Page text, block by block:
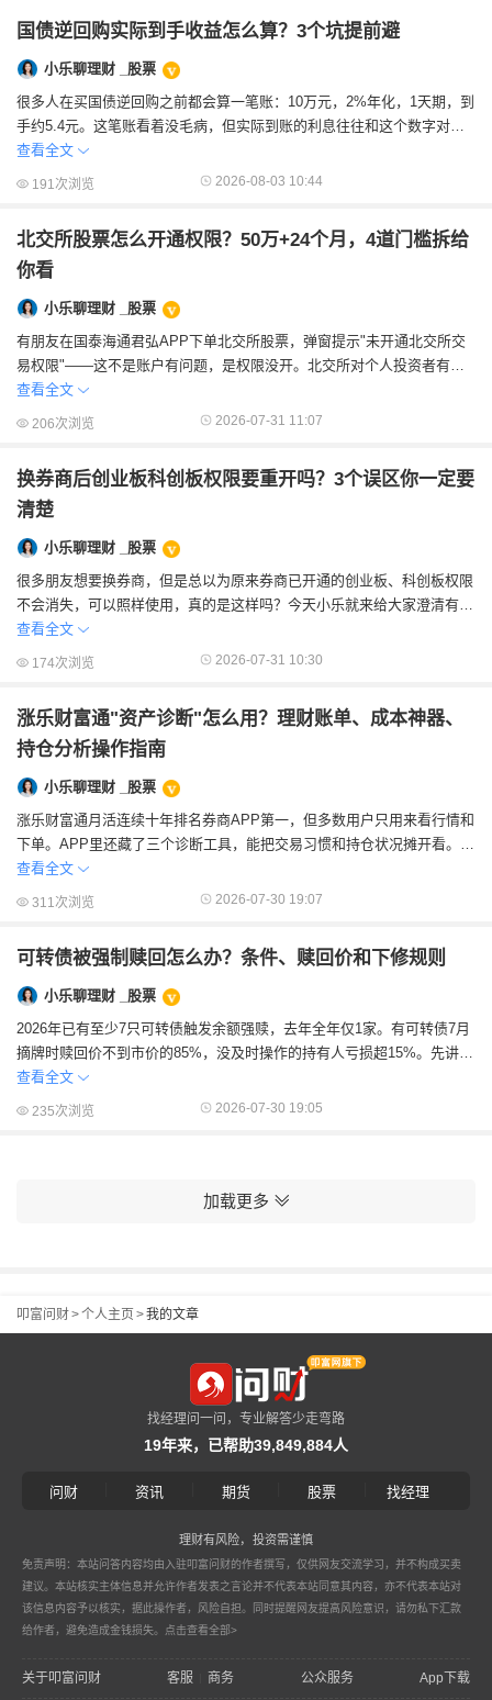
国债逆回购实际到手收益怎么算？3个坑提前避
小乐聊理财 _股票
很多人在买国债逆回购之前都会算一笔账：10万元，2%年化，1天期，到
手约5.4元。这笔账看着没毛病，但实际到账的利息往往和这个数字对不
上。差额从哪儿来？因为"...
查看全文
191次浏览 2026-08-03 10:44
北交所股票怎么开通权限？50万+24个月，4道门槛拆给
你看
小乐聊理财 _股票
有朋友在国泰海通君弘APP下单北交所股票，弹窗提示"未开通北交所交
易权限"——这不是账户有问题，是权限没开。北交所对个人投资者有四
道硬门槛：申请开通...
查看全文
206次浏览 2026-07-31 11:07
换券商后创业板科创板权限要重开吗？3个误区你一定要
清楚
小乐聊理财 _股票
很多朋友想要换券商，但是总以为原来券商已开通的创业板、科创板权限
不会消失，可以照样使用，真的是这样吗？今天小乐就来给大家澄清有关
权限的三个误区，再说开通条件。误区一：换...
查看全文
174次浏览 2026-07-31 10:30
涨乐财富通"资产诊断"怎么用？理财账单、成本神器、
持仓分析操作指南
小乐聊理财 _股票
涨乐财富通月活连续十年排名券商APP第一，但多数用户只用来看行情和
下单。APP里还藏了三个诊断工具，能把交易习惯和持仓状况摊开看。先
说三个功能各自在哪、怎么用，再说怎么...
查看全文
311次浏览 2026-07-30 19:07
可转债被强制赎回怎么办？条件、赎回价和下修规则
小乐聊理财 _股票
2026年已有至少7只可转债触发余额强赎，去年全年仅1家。有可转债7月
摘牌时赎回价不到市价的85%，没及时操作的持有人亏损超15%。先讲强
赎怎么触发、赎回价怎么算，再说...
查看全文
235次浏览 2026-07-30 19:05
加载更多
叩富问财>个人主页 >我的文章
找经理问一问，专业解答少走弯路
19年来，已帮助39,849,884人
问财 资讯 期货 股票 找经理
理财有风险，投资需谨慎
免责声明：本站问答内容均由入驻叩富问财的作者撰写，仅供网友交流学习，并不构成买卖
建议。本站核实主体信息并允许作者发表之言论并不代表本站同意其内容，亦不代表本站对
该信息内容予以核实，据此操作者，风险自担。同时提醒网友提高风险意识，请勿私下汇款
给作者，避免造成金钱损失。 点击查看全部>
关于叩富问财 客服 商务 公众服务 App下载